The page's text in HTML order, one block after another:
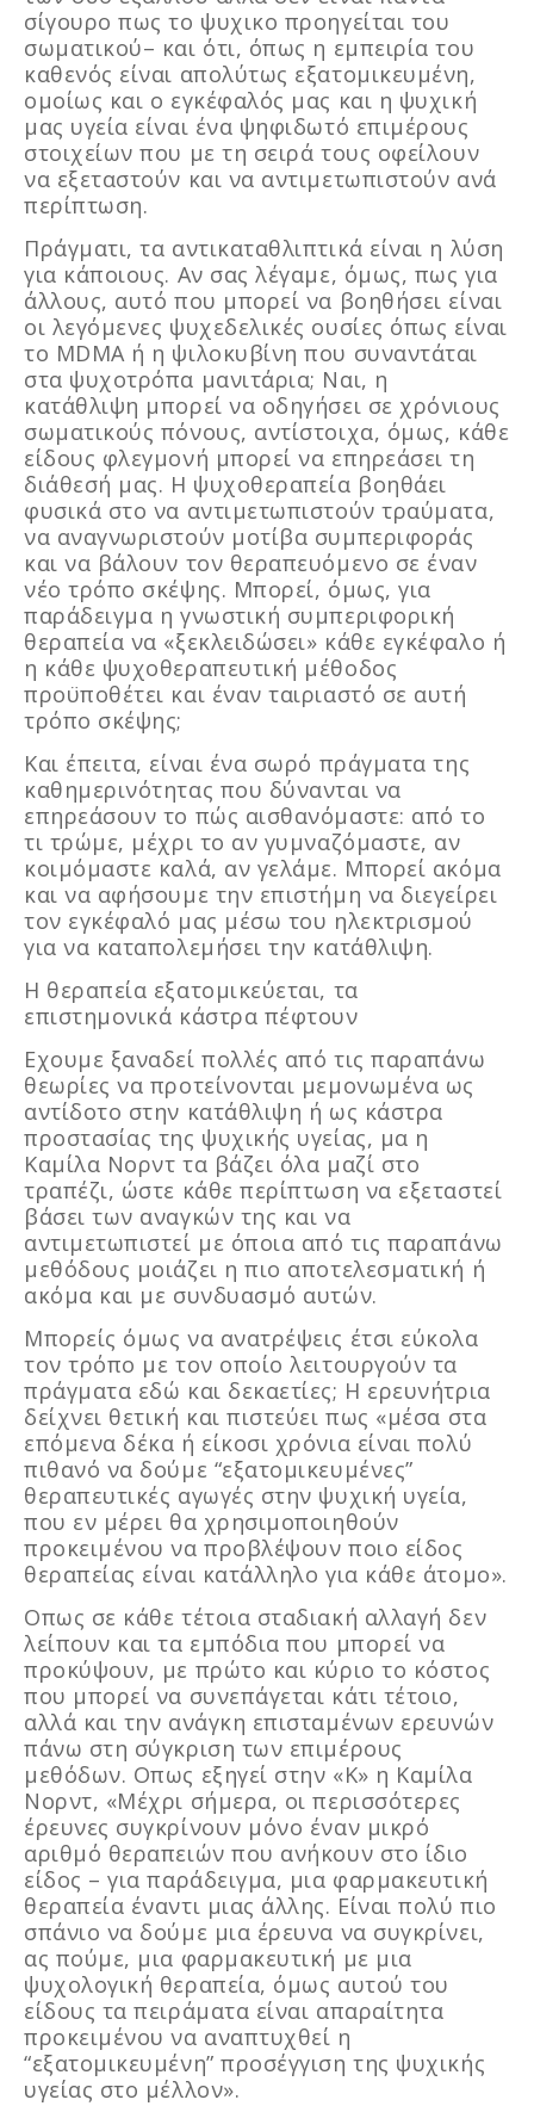
σίγουρο πως το ψυχικο προηγείται του
σωματικού– και ότι, όπως η εμπειρία του
καθενός είναι απολύτως εξατομικευμένη,
ομοίως και ο εγκέφαλός μας και η ψυχική
μας υγεία είναι ένα ψηφιδωτό επιμέρους
στοιχείων που με τη σειρά τους οφείλουν
να εξεταστούν και να αντιμετωπιστούν ανά
περίπτωση.
Πράγματι, τα αντικαταθλιπτικά είναι η λύση
για κάποιους. Αν σας λέγαμε, όμως, πως για
άλλους, αυτό που μπορεί να βοηθήσει είναι
οι λεγόμενες ψυχεδελικές ουσίες όπως είναι
το MDMA ή η ψιλοκυβίνη που συναντάται
στα ψυχοτρόπα μανιτάρια; Ναι, η
κατάθλιψη μπορεί να οδηγήσει σε χρόνιους
σωματικούς πόνους, αντίστοιχα, όμως, κάθε
είδους φλεγμονή μπορεί να επηρεάσει τη
διάθεσή μας. Η ψυχοθεραπεία βοηθάει
φυσικά στο να αντιμετωπιστούν τραύματα,
να αναγνωριστούν μοτίβα συμπεριφοράς
και να βάλουν τον θεραπευόμενο σε έναν
νέο τρόπο σκέψης. Μπορεί, όμως, για
παράδειγμα η γνωστική συμπεριφορική
θεραπεία να «ξεκλειδώσει» κάθε εγκέφαλο ή
η κάθε ψυχοθεραπευτική μέθοδος
προϋποθέτει και έναν ταιριαστό σε αυτή
τρόπο σκέψης;
Και έπειτα, είναι ένα σωρό πράγματα της
καθημερινότητας που δύνανται να
επηρεάσουν το πώς αισθανόμαστε: από το
τι τρώμε, μέχρι το αν γυμναζόμαστε, αν
κοιμόμαστε καλά, αν γελάμε. Μπορεί ακόμα
και να αφήσουμε την επιστήμη να διεγείρει
τον εγκέφαλό μας μέσω του ηλεκτρισμού
για να καταπολεμήσει την κατάθλιψη.
Η θεραπεία εξατομικεύεται, τα
επιστημονικά κάστρα πέφτουν
Εχουμε ξαναδεί πολλές από τις παραπάνω
θεωρίες να προτείνονται μεμονωμένα ως
αντίδοτο στην κατάθλιψη ή ως κάστρα
προστασίας της ψυχικής υγείας, μα η
Καμίλα Νορντ τα βάζει όλα μαζί στο
τραπέζι, ώστε κάθε περίπτωση να εξεταστεί
βάσει των αναγκών της και να
αντιμετωπιστεί με όποια από τις παραπάνω
μεθόδους μοιάζει η πιο αποτελεσματική ή
ακόμα και με συνδυασμό αυτών.
Μπορείς όμως να ανατρέψεις έτσι εύκολα
τον τρόπο με τον οποίο λειτουργούν τα
πράγματα εδώ και δεκαετίες; Η ερευνήτρια
δείχνει θετική και πιστεύει πως «μέσα στα
επόμενα δέκα ή είκοσι χρόνια είναι πολύ
πιθανό να δούμε “εξατομικευμένες”
θεραπευτικές αγωγές στην ψυχική υγεία,
που εν μέρει θα χρησιμοποιηθούν
προκειμένου να προβλέψουν ποιο είδος
θεραπείας είναι κατάλληλο για κάθε άτομο».
Οπως σε κάθε τέτοια σταδιακή αλλαγή δεν
λείπουν και τα εμπόδια που μπορεί να
προκύψουν, με πρώτο και κύριο το κόστος
που μπορεί να συνεπάγεται κάτι τέτοιο,
αλλά και την ανάγκη επισταμένων ερευνών
πάνω στη σύγκριση των επιμέρους
μεθόδων. Οπως εξηγεί στην «Κ» η Καμίλα
Νορντ, «Μέχρι σήμερα, οι περισσότερες
έρευνες συγκρίνουν μόνο έναν μικρό
αριθμό θεραπειών που ανήκουν στο ίδιο
είδος – για παράδειγμα, μια φαρμακευτική
θεραπεία έναντι μιας άλλης. Είναι πολύ πιο
σπάνιο να δούμε μια έρευνα να συγκρίνει,
ας πούμε, μια φαρμακευτική με μια
ψυχολογική θεραπεία, όμως αυτού του
είδους τα πειράματα είναι απαραίτητα
προκειμένου να αναπτυχθεί η
“εξατομικευμένη” προσέγγιση της ψυχικής
υγείας στο μέλλον».